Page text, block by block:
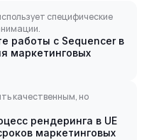
специфические
работы с Sequencer в
маркетинговых
качественным, но
рендеринга в UE
маркетинговых